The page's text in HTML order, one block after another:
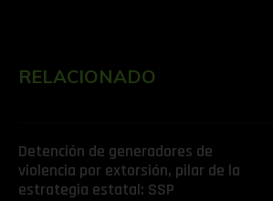
RELACIONADO
Detención de generadores de
violencia por extorsión, pilar de la
estrategia estatal: SSP